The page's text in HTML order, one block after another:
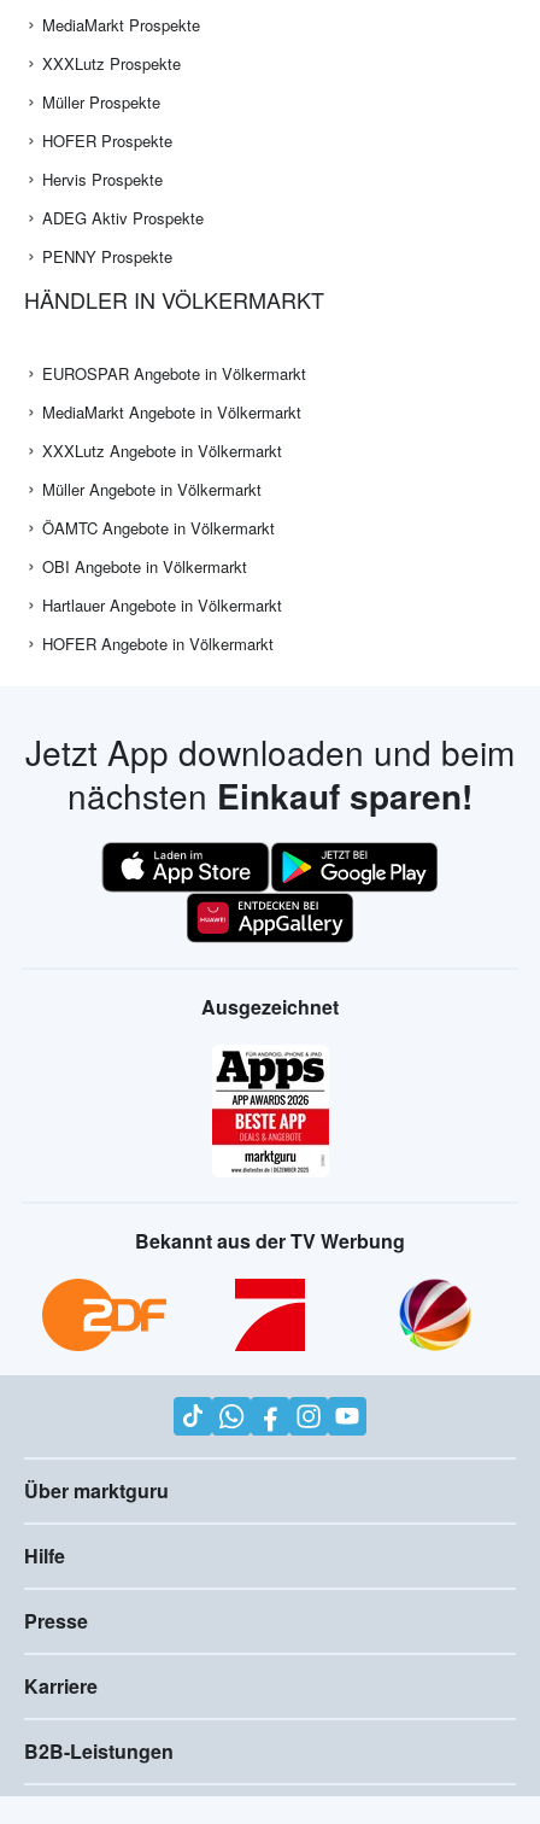
MediaMarkt Prospekte
XXXLutz Prospekte
Müller Prospekte
HOFER Prospekte
Hervis Prospekte
ADEG Aktiv Prospekte
PENNY Prospekte
HÄNDLER IN VÖLKERMARKT
EUROSPAR Angebote in Völkermarkt
MediaMarkt Angebote in Völkermarkt
XXXLutz Angebote in Völkermarkt
Müller Angebote in Völkermarkt
ÖAMTC Angebote in Völkermarkt
OBI Angebote in Völkermarkt
Hartlauer Angebote in Völkermarkt
HOFER Angebote in Völkermarkt
Jetzt App downloaden und beim
nächsten Einkauf sparen!
Ausgezeichnet
Bekannt aus der TV Werbung
Über marktguru
Hilfe
Presse
Karriere
B2B-Leistungen